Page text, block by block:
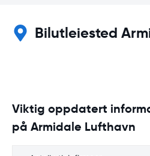
Bilutleiested
Viktig oppdatert
på Armidale Lufthavn